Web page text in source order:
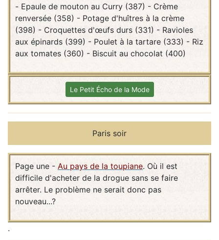
- Epaule de mouton au Curry (387) - Crème
renversée (358) - Potage d'huîtres à la crème
(398) - Croquettes d'œufs durs (331) - Ravioles
aux épinards (399) - Poulet à la tartare (333) - Riz
aux tomates (360) - Biscuit au chocolat (400)
Le Petit Écho de la Mode
Paris soir
Page une - Au pays de la toupiane. Où il est
difficile d'acheter de la drogue sans se faire
arrêter. Le problème ne serait donc pas
nouveau...?
.